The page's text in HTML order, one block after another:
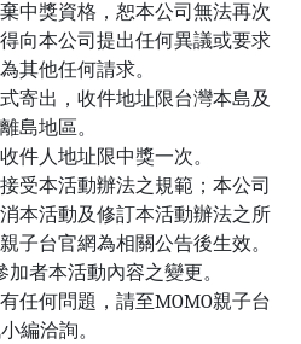
中獎資格，恕本公司無法再次
向本公司提出任何異議或要求
其他任何請求。
寄出，收件地址限台灣本島及
島地區。
件人地址限中獎一次。
受本活動辦法之規範；本公司
本活動及修訂本活動辦法之所
親子台官網為相關公告後生效。
加者本活動內容之變更。
任何問題，請至MOMO親子台
編洽詢。